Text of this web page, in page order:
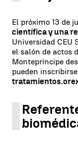
El próximo 13 de
científica y una
Universidad CEU
el salón de actos
Montepríncipe
pueden